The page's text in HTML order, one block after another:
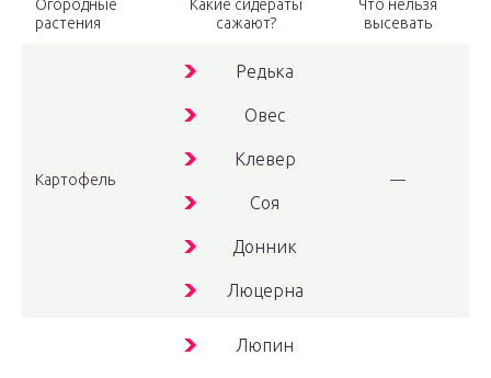
Огородные
растения
Какие сидераты
сажают?
Что нельзя
высевать
Картофель
Редька
Овес
Клевер
Соя
Донник
Люцерна
—
Люпин